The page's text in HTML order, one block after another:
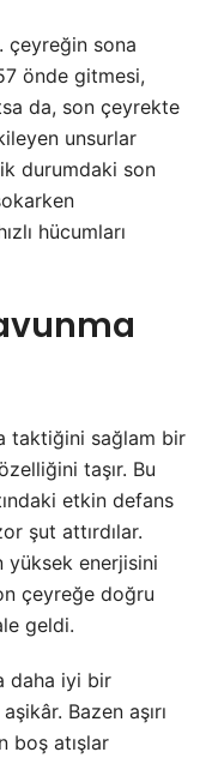
çeyreğin sona
önde gitmesi,
da, son çeyrekte
unsurlar
durumdaki son
hücumları
taktiğini sağlam bir
taşır. Bu
etkin defans
şut attırdılar.
yüksek enerjisini
çeyreğe doğru
geldi.
daha iyi bir
Bazen aşırı
boş atışlar